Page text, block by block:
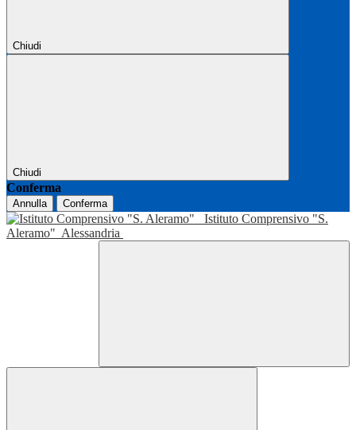
Chiudi
Chiudi
Conferma
Annulla Conferma
Istituto Comprensivo "S.
Aleramo" Alessandria